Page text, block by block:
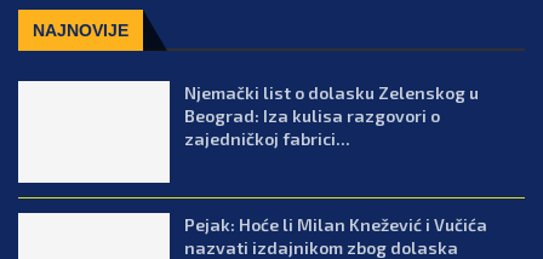
NAJNOVIJE
Njemački list o dolasku Zelenskog u
Beograd: Iza kulisa razgovori o
zajedničkoj fabrici...
Pejak: Hoće li Milan Knežević i Vučića
nazvati izdajnikom zbog dolaska